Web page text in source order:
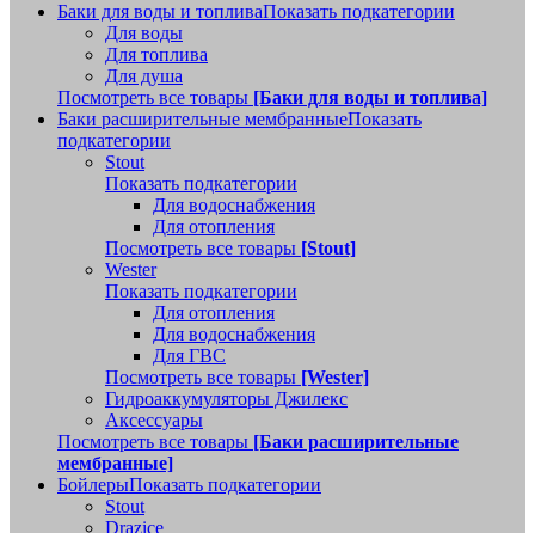
Баки для воды и топливаПоказать подкатегории
Для воды
Для топлива
Для душа
Посмотреть все товары [Баки для воды и топлива]
Баки расширительные мембранныеПоказать
подкатегории
Stout
Показать подкатегории
Для водоснабжения
Для отопления
Посмотреть все товары [Stout]
Wester
Показать подкатегории
Для отопления
Для водоснабжения
Для ГВС
Посмотреть все товары [Wester]
Гидроаккумуляторы Джилекс
Аксессуары
Посмотреть все товары [Баки расширительные
мембранные]
БойлерыПоказать подкатегории
Stout
Drazice